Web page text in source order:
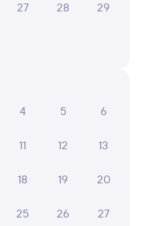
27 28 29
4 5 6
11 12 13
18 19 20
25 26 27